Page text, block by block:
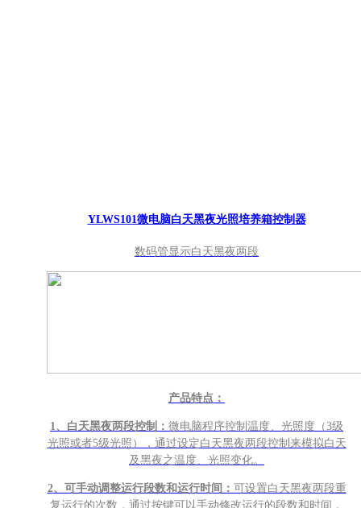
YLWS101微电脑白天黑夜光照培养箱控制器
数码管显示白天黑夜两段
产品特点：
1 、白天黑夜两段控制： 微电脑程序控制温度、光照度（3级
光照或者5级光照），通过设定白天黑夜两段控制来模拟白天
及黑夜之温度、光照变化。
2、可手动调整运行段数和运行时间： 可设置白天黑夜两段重
复运行的次数，通过按键可以手动修改运行的段数和时间，